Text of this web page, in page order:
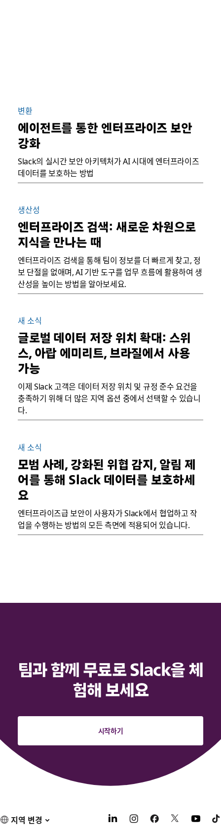
변환
에이전트를 통한 엔터프라이즈 보안
강화
Slack의 실시간 보안 아키텍처가 AI 시대에 엔터프라이즈
데이터를 보호하는 방법
생산성
엔터프라이즈 검색: 새로운 차원으로
지식을 만나는 때
엔터프라이즈 검색을 통해 팀이 정보를 더 빠르게 찾고, 정
보 단절을 없애며, AI 기반 도구를 업무 흐름에 활용하여 생
산성을 높이는 방법을 알아보세요.
새 소식
글로벌 데이터 저장 위치 확대: 스위
스, 아랍 에미리트, 브라질에서 사용
가능
이제 Slack 고객은 데이터 저장 위치 및 규정 준수 요건을
충족하기 위해 더 많은 지역 옵션 중에서 선택할 수 있습니
다.
새 소식
모범 사례, 강화된 위협 감지, 알림 제
어를 통해 Slack 데이터를 보호하세
요
엔터프라이즈급 보안이 사용자가 Slack에서 협업하고 작
업을 수행하는 방법의 모든 측면에 적용되어 있습니다.
팀과 함께 무료로 Slack을 체
험해 보세요
시작하기
지역 변경